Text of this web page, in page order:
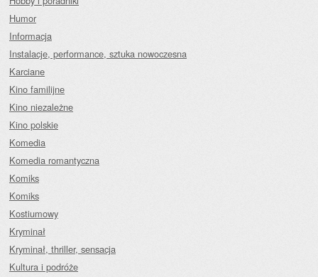
Humor
Informacja
Instalacje, performance, sztuka nowoczesna
Karciane
Kino familijne
Kino niezależne
Kino polskie
Komedia
Komedia romantyczna
Komiks
Komiks
Kostiumowy
Kryminał
Kryminał, thriller, sensacja
Kultura i podróże